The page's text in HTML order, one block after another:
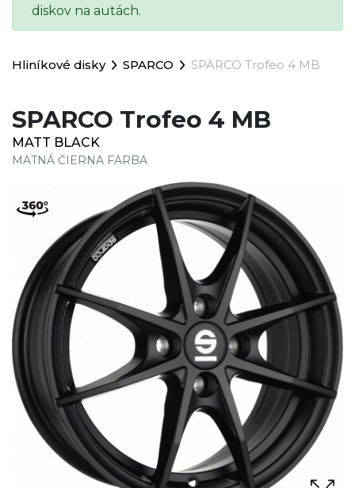
diskov na autách.
Hliníkové disky SPARCO SPARCO Trofeo 4 MB
SPARCO Trofeo 4 MB
MATT BLACK
MATNÁ ČIERNA FARBA